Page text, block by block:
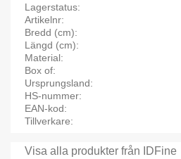
Lagerstatus
Artikelnr
Bredd (cm)
Längd (cm)
Material
Box of
Ursprungsland
HS-nummer
EAN-kod
Tillverkare
Visa alla produkter från IDFine